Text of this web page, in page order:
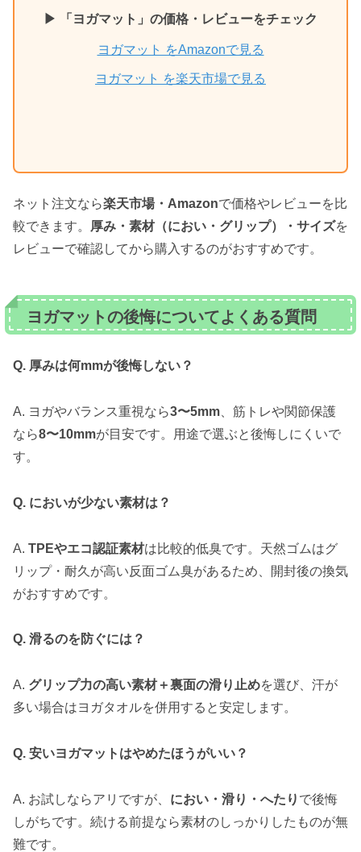
▶ 「ヨガマット」の価格・レビューをチェック
ヨガマット をAmazonで見る
ヨガマット を楽天市場で見る
ネット注文なら楽天市場・Amazonで価格やレビューを比
較できます。
厚み・素材（におい・グリップ）・サイズを
レビューで確認してから購入するのがおすすめです。
ヨガマットの後悔についてよくある質問
Q. 厚みは何mmが後悔しない？
A. ヨガやバランス重視なら3〜5mm 、筋トレや関節保護
なら8〜10mmが目安です。用途で選ぶと後悔しにくいで
す。
Q. においが少ない素材は？
A. TPEやエコ認証素材は比較的低臭です。天然ゴムはグ
リップ・耐久が高い反面ゴム臭があるため、開封後の換気
がおすすめです。
Q. 滑るのを防ぐには？
A. グリップ力の高い素材＋裏面の滑り止めを選び、汗が
多い場合はヨガタオルを併用すると安定します。
Q. 安いヨガマットはやめたほうがいい？
A. お試しならアリですが、 におい・滑り・へたり で後悔
しがちです。続ける前提なら素材のしっかりしたものが無
難です。